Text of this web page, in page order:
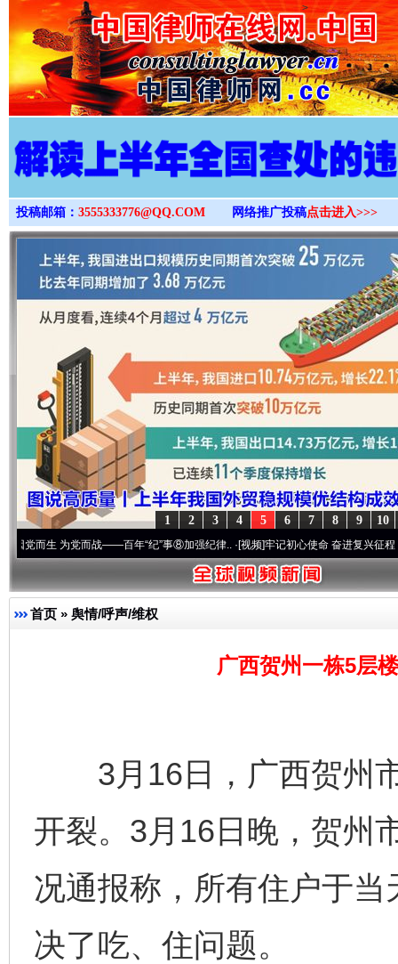
>
投稿邮箱： 3555333776@QQ.COM 网络推广投稿点击进入>>>
10
9
8
7
6
5
4
3
2
1
党而战——百年“纪”事⑧加强纪律..·[视频]牢记初心使命 奋进复兴征程丨“转折之城”
首页 » 舆情/呼声/维权
广西贺州一栋5层
3月16日，广西贺州市
开裂。3月16日晚，贺州
况通报称，所有住户于
决了吃、住问题。